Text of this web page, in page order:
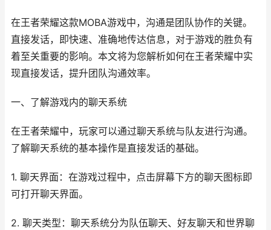
在王者荣耀这款MOBA游戏中，沟通是团队协作的关键。
直接发话，即快速、准确地传达信息，对于游戏的胜负有
着至关重要的影响。本文将为您解析如何在王者荣耀中实
现直接发话，提升团队沟通效率。
一、了解游戏内的聊天系统
在王者荣耀中，玩家可以通过聊天系统与队友进行沟通。
了解聊天系统的基本操作是直接发话的基础。
1. 聊天界面：在游戏过程中，点击屏幕下方的聊天图标即
可打开聊天界面。
2. 聊天类型：聊天系统分为队伍聊天、好友聊天和世界聊